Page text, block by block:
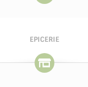
EPICERIE